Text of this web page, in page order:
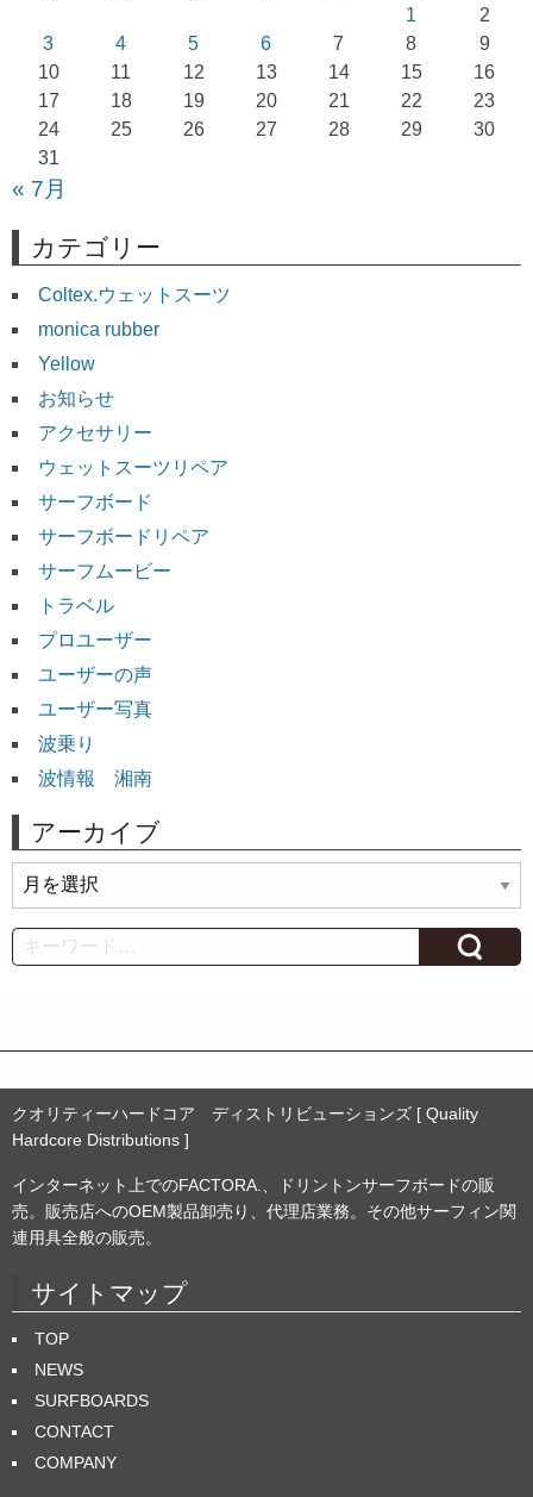
1
2
3
4 5 6 7 8
9
10
11 12 13 14 15
16
17
18 19 20 21 22
23
24
25 26 27 28 29
30
31
« 7月
カテゴリー
Coltex.ウェットスーツ
monica rubber
Yellow
お知らせ
アクセサリー
ウェットスーツリペア
サーフボード
サーフボードリペア
サーフムービー
トラベル
プロユーザー
ユーザーの声
ユーザー写真
波乗り
波情報 湘南
アーカイブ
ー
カ
イ
Search
クオリティーハードコア ディストリビューションズ [ Quality
Hardcore Distributions ]
インターネット上でのFACTORA.、ドリントンサーフボードの販
売。販売店へのOEM製品卸売り、代理店業務。その他サーフィン関
連用具全般の販売。
サイトマップ
TOP
NEWS
SURFBOARDS
CONTACT
COMPANY